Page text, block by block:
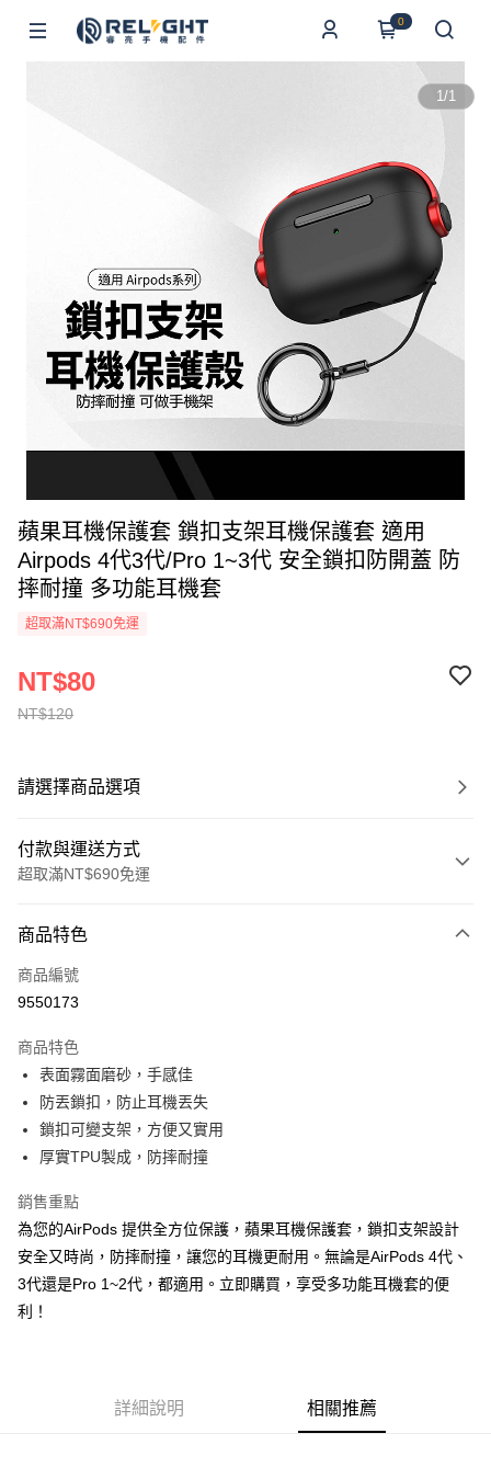
0
1/1
蘋果耳機保護套 鎖扣支架耳機保護套 適用
Airpods 4代3代/Pro 1~3代 安全鎖扣防開蓋 防
摔耐撞 多功能耳機套
超取滿NT$690免運
NT$120
NT$80
請選擇商品選項
付款與運送方式
超取滿NT$690免運
信用卡一次付款
超商取貨付款
Apple Pay
街口支付
悠遊付
ATM付款
全家取貨付款
每筆NT$65，滿NT$690(含以上)免運費
商品特色
商品編號
9550173
商品特色
表面霧面磨砂，手感佳
防丟鎖扣，防止耳機丟失
鎖扣可變支架，方便又實用
厚實TPU製成，防摔耐撞
銷售重點
為您的AirPods 提供全方位保護，蘋果耳機保護套，鎖扣支架設計
安全又時尚，防摔耐撞，讓您的耳機更耐用。無論是AirPods 4代、
3代還是Pro 1~2代，都適用。立即購買，享受多功能耳機套的便
利！
詳細說明 相關推薦